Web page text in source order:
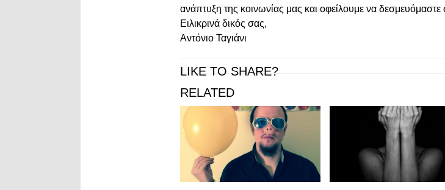
ανάπτυξη της κοινωνίας μας και οφείλουμε να δεσμευόμαστε
Ειλικρινά δικός σας,
Αντόνιο Ταγιάνι
LIKE TO SHARE?
RELATED